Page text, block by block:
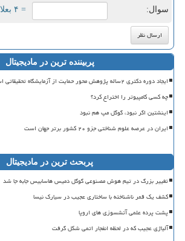
سوال: = ۴ بعلاوه ۲
پربیننده ترین در مادیجیتال
ایجاد دوره دکتری ۲ساله پژوهش محور حمایت از آزمایشگاه تحقیقاتی اساتید
چه کسی کامپیوتر را اختراع کرد؟
اینشتین اگر نبود، گوگل مپ هم نبود
ایران در عرصه علوم شناختی جزو ۲۰ کشور برتر جهان است
پربحث ترین در مادیجیتال
تغییر بزرگ در تیم هوش مصنوعی گوگل دمیس هاسابیس جابه جا شد
کشف یک قمر ناشناخته با ساختاری عجیب در سیارک نیسا
پشت پرده علمی آتشسوزی های اروپا
آلیاژی عجیب که در لحظه انفجار اتمی شکل گرفت